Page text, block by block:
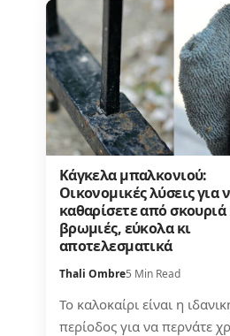
Κάγκελα μπαλκονιού:
Οικονομικές λύσεις για
καθαρίσετε από σκουριά
βρωμιές, εύκολα κι
αποτελεσματικά
Thali Ombre5 Min Read
Το καλοκαίρι είναι η
περίοδος για να περνάτε